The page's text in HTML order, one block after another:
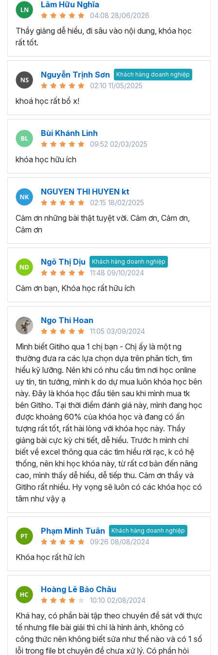
Execel giúp gia tăng hiệu suất làm việc hiệu quả
Đưa ra quyết định thông minh:
giúp bạn có cái nhìn rõ ràng về tình hình và xu hướng. Nhờ
đó thay vì đưa ra quyết định trên suy đoán thiếu tính
chính xác và logic, thì bạn ra quyết định dựa trên dữ liệu
có tính logic cao từ đó giúp tối ưu hóa kết quả và đạt
trong chương trình đào tạo Excel này bạn có thể làm chủ
công cụ và tính năng Excel nâng cao, từ đó tối ưu hóa
quy trình làm việc và tự động hóa các tác vụ lặp đi lặp lại.
Nhờ vậy sẽ giúp giảm thiểu lỗi và tăng hiệu suất làm việc
đáng kể.
Tăng cơ hội nghề nghiệp:Khi trở thành người thành
thạo công cụ Excel, bạn sẽ có lợi thế rất lớn khi ứng tuyển
và được đề cao hơn trong công việc.
ONLINE NÀY?
Cách để tự học Excel hiệu quả?
Chúng ta hoàn toàn có thể tự học Excel ngay tại nhà thay
vì tốn thời gian đến trung tâm tin học văn phòng hay lớp
học thêm. Một vài lời khuyên giúp bạn có thể chinh phục
kiến thức Excel và áp dụng trong công việc hiệu quả như
sau:
Xác định ràng mục tiêu của bạn khi học Excel:
Bạn hãy tập trung học những kỹ năng cụ thể mà bạn
muốn phát triển ví dụ như: Hàm Excel, biểu đồ Excel,
VBA Excel… thay vì học lan man tất cả các kiến
thức liên quan không có trọng tâm.
Học thông qua video hướng dẫn:Bạn có thể tìm
kiếm các video liên quan đến bài học Excel mà bạn
đang cần trên các trang mạng như Youtube,
Facebook, Tiktok,... Với nguồn tài liệu phong phú và
gian nào chỉ cần có thiết bị kết nối internet. Tuy
nhiên, bạn sẽ cần tốn thời nhiều thời gian để tìm kiếm
các bài giảng dạy về Excel chất lượng và các bài
giảng phân tán không theo lộ trình cụ thể. Bởi vậy,
sẽ là 1 giải pháp giúp bạn tiết kiệm thời gian và tiền
bạc.
Học qua sách hướng dẫn:Hiện nay trên thị trường
có nhiều loại sách giúp bạn tự học Excel ngay tại
nhà như Hướng dẫn sử dụng Excel cho người tự
học, Excel ứng dụng văn phòng từ cơ bản đến nâng
cao,... với cách học này bạn sẽ có thể học qua các
Lâm Hữu Nghĩa
04:08 28/06/2026
Thầy giảng dễ hiểu, đi sâu vào nội dung, khóa học
rất tốt.
Nguyễn Trịnh Sơn Khách hàng doanh nghiệp
02:10 11/05/2025
khoá học rất bổ x!
Bùi Khánh Linh
09:52 02/03/2025
khóa học hữu ích
NGUYEN THI HUYEN kt
02:15 18/02/2025
Cảm ơn những bài thật tuyệt vời. Cảm ơn, Cảm ơn,
Cảm ơn
Ngô Thị Dịu Khách hàng doanh nghiệp
11:48 09/10/2024
Cảm ơn bạn, Khóa học rất hữu ích
Ngo Thi Hoan
11:05 03/09/2024
Mình biết Gitiho qua 1 chị bạn - Chị ấy là một ng
thường đưa ra các lựa chọn dựa trên phân tích, tìm
hiểu kỹ lưỡng. Nên khi có nhu cầu tìm nơi học online
uy tín, tin tưởng, mình k do dự mua luôn khóa học bên
này. Đây là khóa học đầu tiên sau khi mình mua tk
bên Gitiho. Tại thời điểm đánh giá này, mình đang học
được khoảng 60% của khóa học và đang có ấn
tượng rất tốt, rất hài lòng với khóa học này. Thầy
giảng bài cực kỳ chi tiết, dễ hiểu. Trước h mình chỉ
biết về excel thông qua các tìm hiểu rời rạc, k có hệ
thống, nên khi học khóa này, từ rất cơ bản đến nâng
cao, mình thấy dễ hiểu, dễ tiếp thu. Cảm ơn thầy và
Gitiho rất nhiều. Hy vọng sẽ luôn có các khóa học có
tâm như vậy ạ
Phạm Minh Tuân Khách hàng doanh nghiệp
09:26 08/08/2024
Khóa học rất hữ ích
Hoàng Lê Bảo Châu
10:10 02/08/2024
Khá hay, có phần bài tập theo chuyên đề sát với thực
tế nhưng file bài giải thì chỉ là hình ảnh, không có
công thức nên không biết sửa như thế nào và có 1 số
lỗi trong file bt chuyên đề chưa xử lý. Có phần hỏi